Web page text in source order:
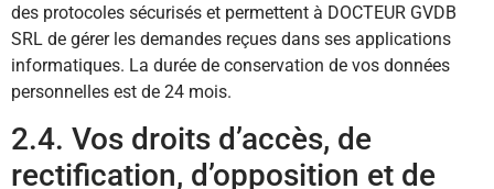
des protocoles sécurisés et permettent à DOCTEUR GVDB
SRL de gérer les demandes reçues dans ses applications
informatiques. La durée de conservation de vos données
personnelles est de 24 mois.
2.4. Vos droits d’accès, de
rectification, d’opposition et de